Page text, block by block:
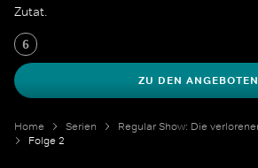
Zutat.
6
ZU DEN ANGEBOTEN
Home Serien
Folge 2